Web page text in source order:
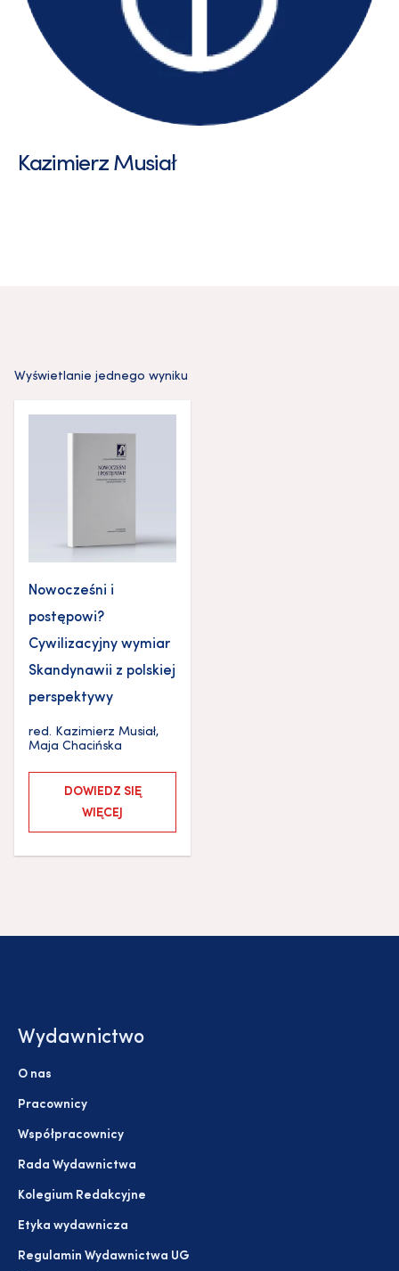
Kazimierz Musiał
Wyświetlanie jednego wyniku
Nowocześni i
postępowi?
Cywilizacyjny wymiar
Skandynawii z polskiej
perspektywy
red. Kazimierz Musiał,
Maja Chacińska
DOWIEDZ SIĘ
WIĘCEJ
Wydawnictwo
O nas
Pracownicy
Współpracownicy
Rada Wydawnictwa
Kolegium Redakcyjne
Etyka wydawnicza
Regulamin Wydawnictwa UG